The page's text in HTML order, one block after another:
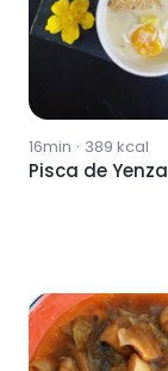
16min · 389 kcal
Pisca de Yenza